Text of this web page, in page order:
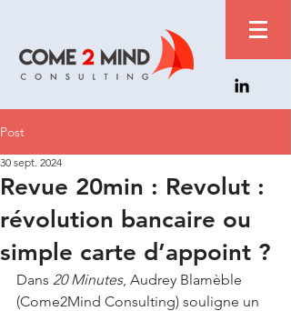
Post
Revue 20min : Revolut :
révolution bancaire ou
simple carte d’appoint ?
30 sept. 2024
Dans 20 Minutes, Audrey Blamèble
(Come2Mind Consulting) souligne un